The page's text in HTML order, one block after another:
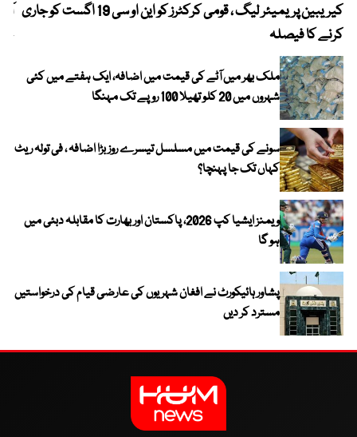
کیریبین پریمیئر لیگ ، قومی کرکٹرز کو این او سی 19 اگست کو جاری
کرنے کا فیصلہ
ملک بھر میں آٹے کی قیمت میں اضافہ، ایک ہفتے میں کئی
شہروں میں 20 کلو تھیلا 100 روپے تک مہنگا
سونے کی قیمت میں مسلسل تیسرے روز بڑا اضافہ ، فی تولہ ریٹ
کہاں تک جا پہنچا؟
ویمنز ایشیا کپ 2026، پاکستان اور بھارت کا مقابلہ دبئی میں
ہو گا
پشاور ہائیکورٹ نے افغان شہریوں کی عارضی قیام کی درخواستیں
مسترد کر دیں